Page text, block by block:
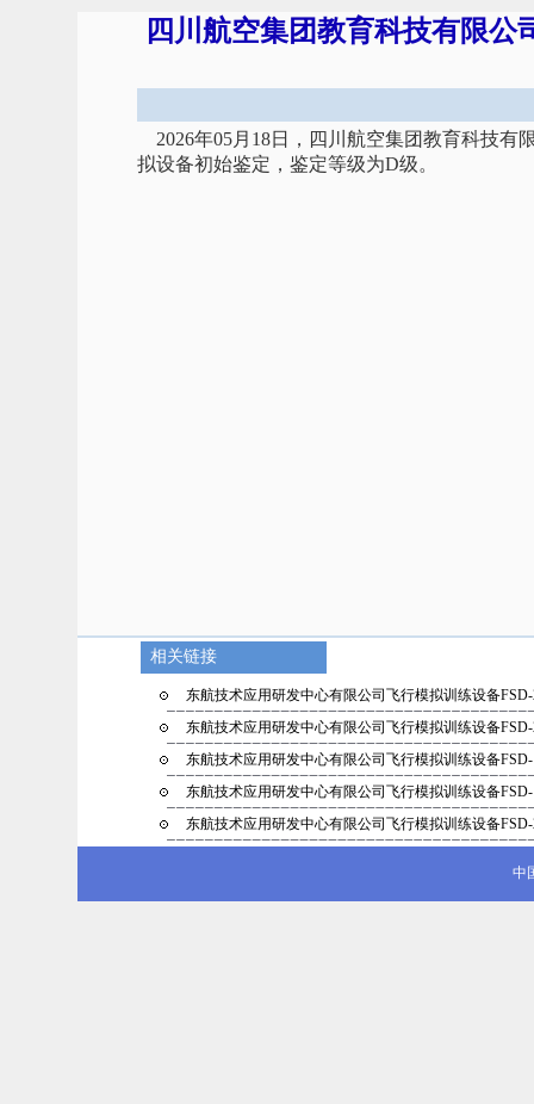
四川航空集团教育科技有限公
2026年05月18日，四川航空集团教育科技有
拟设备初始鉴定，鉴定等级为D级。
相关链接
东航技术应用研发中心有限公司飞行模拟训练设备
东航技术应用研发中心有限公司飞行模拟训练设备
东航技术应用研发中心有限公司飞行模拟训练设备
东航技术应用研发中心有限公司飞行模拟训练设备
东航技术应用研发中心有限公司飞行模拟训练设备
中